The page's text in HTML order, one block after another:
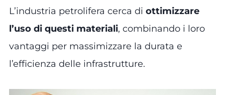
L’industria petrolifera cerca di ottimizzare
l’uso di questi materiali, combinando i loro
vantaggi per massimizzare la durata e
l’efficienza delle infrastrutture.